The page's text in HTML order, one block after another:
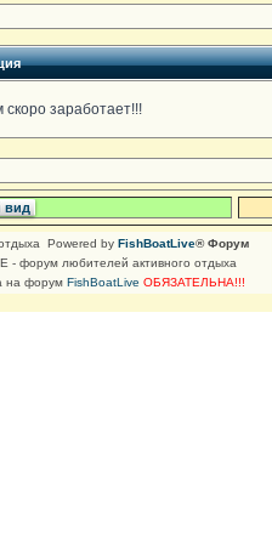
заработает!!!
вид
Powered by FishBoatLive® Форум
на форум FishBoatLive ОБЯЗАТЕЛЬНА!!!